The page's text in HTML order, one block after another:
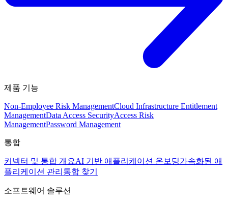
제품 기능
Non-Employee Risk ManagementCloud Infrastructure Entitlement
ManagementData Access SecurityAccess Risk
ManagementPassword Management
통합
커넥터 및 통합 개요AI 기반 애플리케이션 온보딩가속화된 애
플리케이션 관리 통합 찾기
소프트웨어 솔루션